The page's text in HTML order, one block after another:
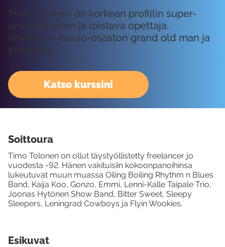
Timo Tolonen on korkean profiilin super-
ammattilainen ja loistava opettaja.
Rockwayn basso-osaston grand old man ja
yleismies.
Katso kurssini
Soittoura
Timo Tolonen on ollut täystyöllistetty freelancer jo
vuodesta -92. Hänen vakituisiin kokoonpanoihinsa
lukeutuvat muun muassa Oiling Boiling Rhythm n Blues
Band, Kaija Koo, Gonzo, Emmi, Lenni-Kalle Taipale Trio,
Joonas Hytönen Show Band, Bitter Sweet, Sleepy
Sleepers, Leningrad Cowboys ja Flyin Wookies.
Esikuvat